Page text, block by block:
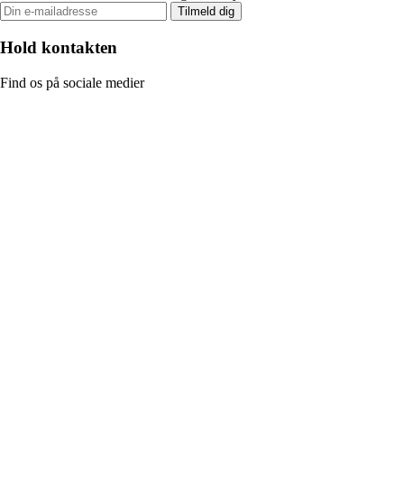
Tilmeld dig
Hold kontakten
Find os på sociale medier